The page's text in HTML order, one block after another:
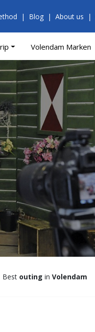
Blog About us
Volendam Marken
Best outing in Volendam